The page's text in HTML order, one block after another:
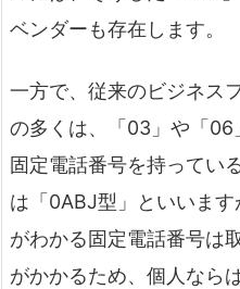
ベンダーも存在します。
一方で、従来のビジネス
の多くは、「03」や「06
固定電話番号を持ってい
は「0ABJ型」といいま
がわかる固定電話番号は
がかかるため、個人なら